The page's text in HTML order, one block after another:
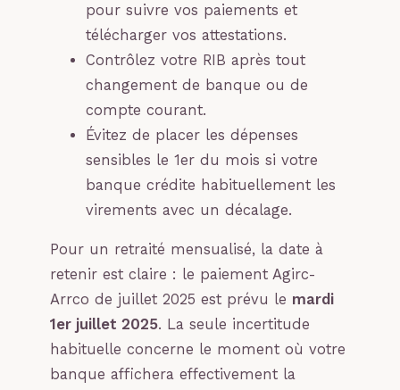
pour suivre vos paiements et
télécharger vos attestations.
Contrôlez votre RIB après tout
changement de banque ou de
compte courant.
Évitez de placer les dépenses
sensibles le 1er du mois si votre
banque crédite habituellement les
virements avec un décalage.
Pour un retraité mensualisé, la date à
retenir est claire : le paiement Agirc-
Arrco de juillet 2025 est prévu le mardi
1er juillet 2025. La seule incertitude
habituelle concerne le moment où votre
banque affichera effectivement la